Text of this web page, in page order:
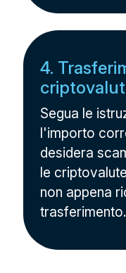
4.
Segua le
l'importo
desidera
le
non appena
trasferimento.